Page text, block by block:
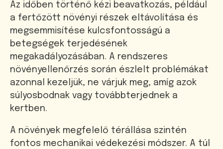
Az időben történő kézi beavatkozás, például
a fertőzött növényi részek eltávolítása és
megsemmisítése kulcsfontosságú a
betegségek terjedésének
megakadályozásában. A rendszeres
növényellenőrzés során észlelt problémákat
azonnal kezeljük, ne várjuk meg, amíg azok
súlyosbodnak vagy továbbterjednek a
kertben.
A növények megfelelő térállása szintén
fontos mechanikai védekezési módszer. A túl